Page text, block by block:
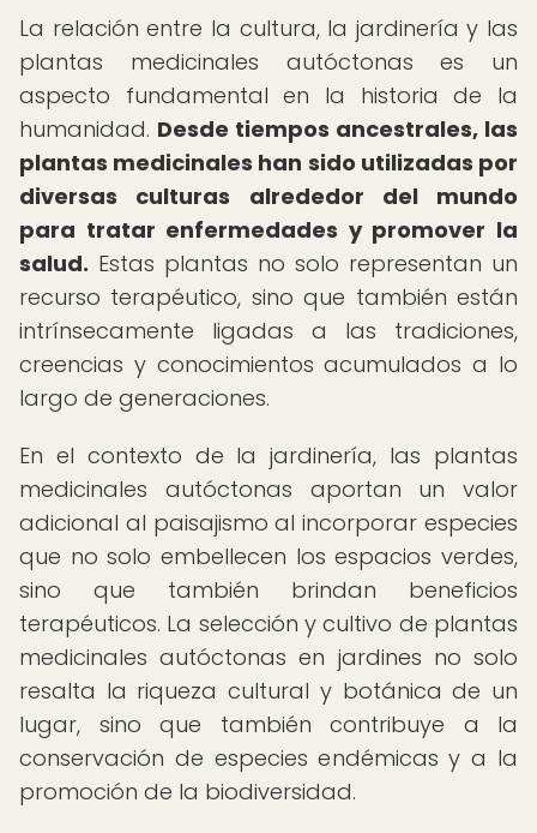
La relación entre la cultura, la jardinería y las
plantas medicinales autóctonas es un
aspecto fundamental en la historia de la
humanidad. Desde tiempos ancestrales, las
plantas medicinales han sido utilizadas por
diversas culturas alrededor del mundo
para tratar enfermedades y promover la
salud. Estas plantas no solo representan un
recurso terapéutico, sino que también están
intrínsecamente ligadas a las tradiciones,
creencias y conocimientos acumulados a lo
largo de generaciones.
En el contexto de la jardinería, las plantas
medicinales autóctonas aportan un valor
adicional al paisajismo al incorporar especies
que no solo embellecen los espacios verdes,
sino que también brindan beneficios
terapéuticos. La selección y cultivo de plantas
medicinales autóctonas en jardines no solo
resalta la riqueza cultural y botánica de un
lugar, sino que también contribuye a la
conservación de especies endémicas y a la
promoción de la biodiversidad.